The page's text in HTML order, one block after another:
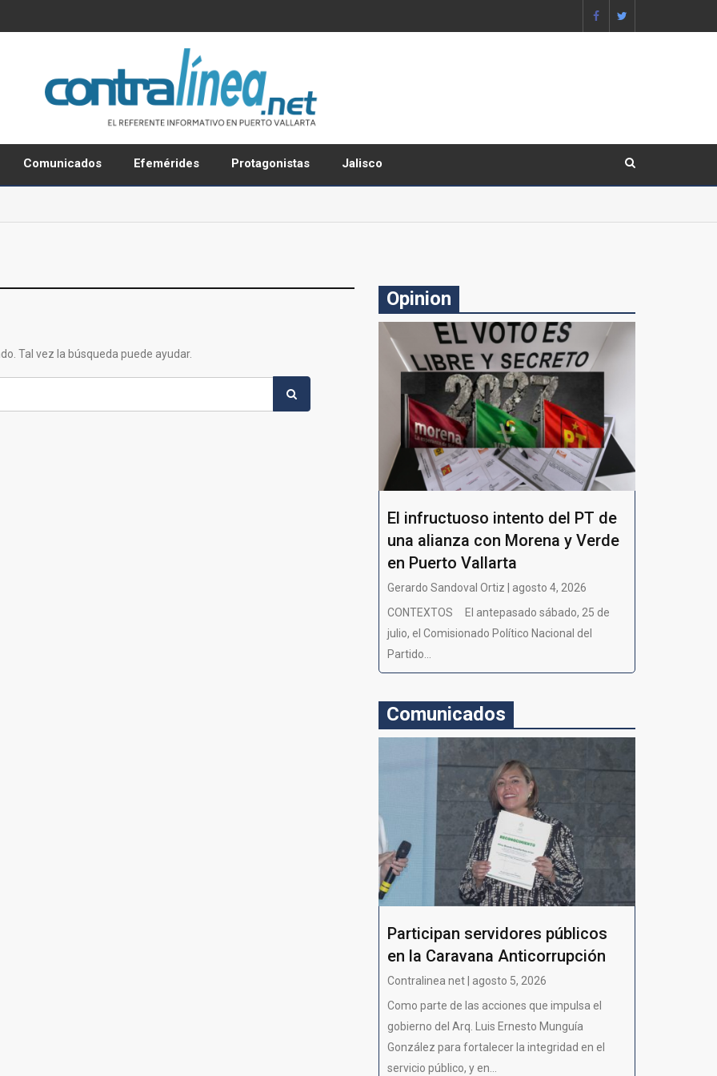
Comunicados Efemérides Protagonistas Jalisco
Tal vez la búsqueda puede ayudar.
Opinion
El infructuoso intento del PT de
una alianza con Morena y Verde
en Puerto Vallarta
Gerardo Sandoval Ortiz | agosto 4, 2026
CONTEXTOS El antepasado sábado, 25 de
julio, el Comisionado Político Nacional del
Partido...
Comunicados
Participan servidores públicos
en la Caravana Anticorrupción
Contralinea net | agosto 5, 2026
Como parte de las acciones que impulsa el
gobierno del Arq. Luis Ernesto Munguía
González para fortalecer la integridad en el
servicio público, y en...